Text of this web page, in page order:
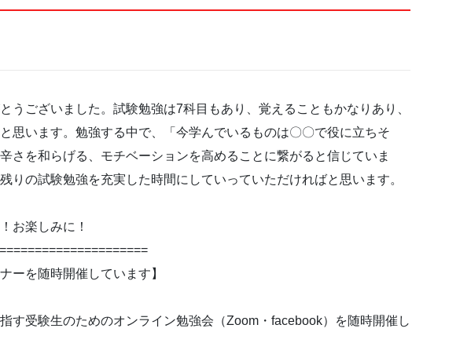
うございました。試験勉強は7科目もあり、覚えることもかなりあり、
思います。勉強する中で、「今学んでいるものは〇〇で役に立ちそ
さを和らげる、モチベーションを高めることに繋がると信じていま
りの試験勉強を充実した時間にしていっていただければと思います。
お楽しみに！
ーを随時開催しています】
す受験生のためのオンライン勉強会（Zoom・facebook）を随時開催し